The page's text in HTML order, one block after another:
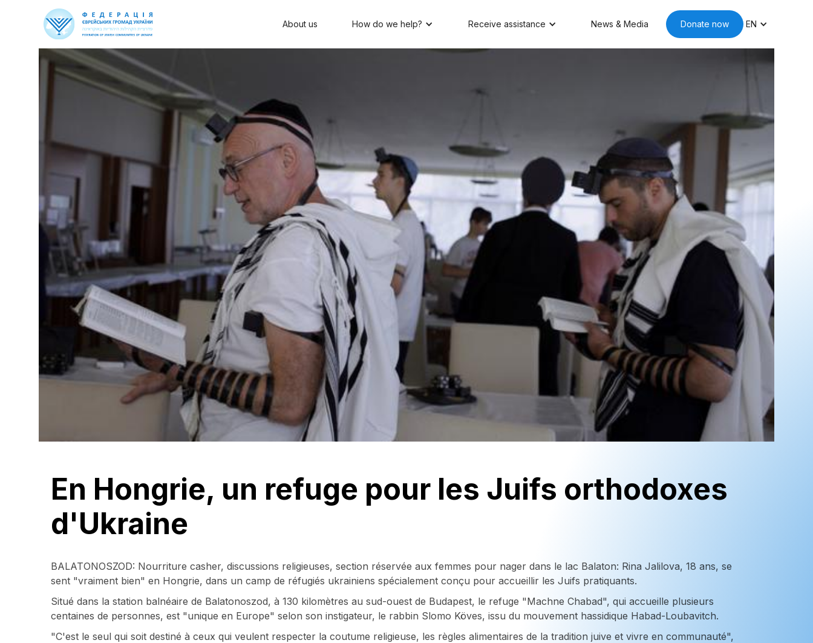
About us How do we help? Receive assistance News & Media Donate now EN
En Hongrie, un refuge pour les Juifs orthodoxes
d'Ukraine
BALATONOSZOD: Nourriture casher, discussions religieuses, section réservée aux femmes pour nager dans le lac Balaton: Rina Jalilova, 18 ans, se
sent "vraiment bien" en Hongrie, dans un camp de réfugiés ukrainiens spécialement conçu pour accueillir les Juifs pratiquants.
Situé dans la station balnéaire de Balatonoszod, à 130 kilomètres au sud-ouest de Budapest, le refuge "Machne Chabad", qui accueille plusieurs
centaines de personnes, est "unique en Europe" selon son instigateur, le rabbin Slomo Köves, issu du mouvement hassidique Habad-Loubavitch.
"C'est le seul qui soit destiné à ceux qui veulent respecter la coutume religieuse, les règles alimentaires de la tradition juive et vivre en communauté",